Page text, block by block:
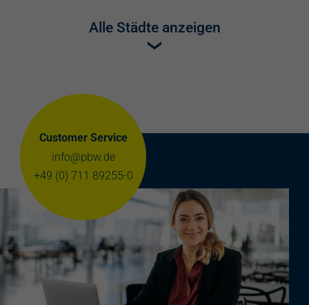
Alle Städte anzeigen
Customer Service
info@pbw.de
+49 (0) 711 89255-0